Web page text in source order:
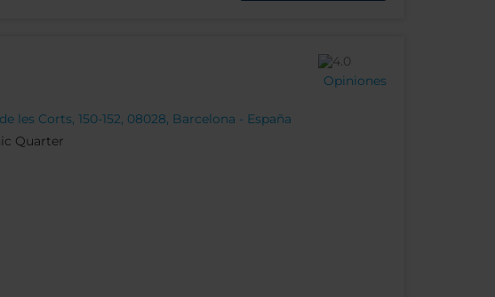
les Corts, 150-152, 08028, Barcelona - España
Quarter
Opiniones